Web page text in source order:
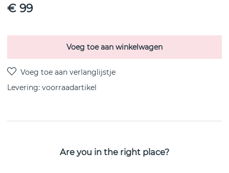
€ 99
Voeg toe aan winkelwagen
Levering: voorraadartikel
Plating:18K gold platedAre you in the right place?